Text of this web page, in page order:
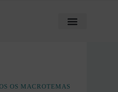
OS MACROTEMAS